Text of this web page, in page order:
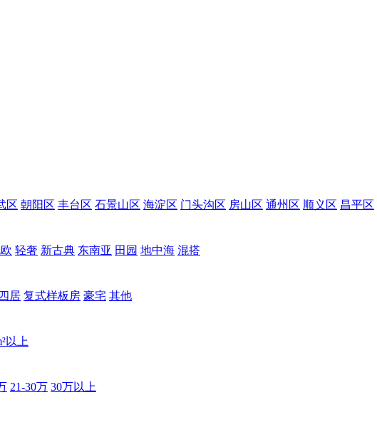
区 朝阳区 丰台区 石景山区 海淀区 门头沟区 房山区 通州区 顺义区 昌平区
轻奢 新古典 东南亚 田园 地中海 混搭
四居 复式样板房 豪宅 其他
以上
21-30万 30万以上